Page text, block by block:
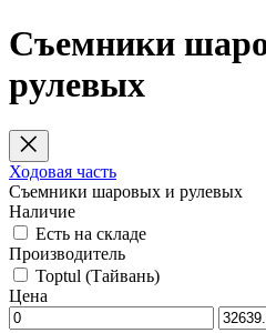
Съемники
рулевых
Ходовая часть
Съемники шаровых и рулевых
Наличие
Есть на складе
Производитель
Toptul (Тайвань)
Цена